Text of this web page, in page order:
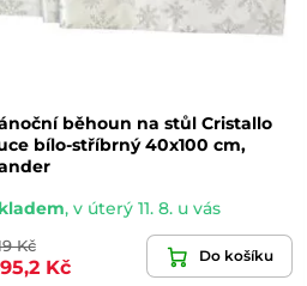
běhoun na stůl Cristallo
bílo-stříbrný 40x100 cm,
, v úterý 11. 8. u vás
Kč
Kč
Do košíku